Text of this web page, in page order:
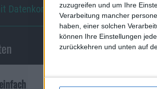
zuzugreifen und um Ihre
Verarbeitung mancher
haben, einer solchen
können Ihre Einstellungen
zurückkehren und unten auf
Datenkomprim…
Sajonaras 7 Minuten